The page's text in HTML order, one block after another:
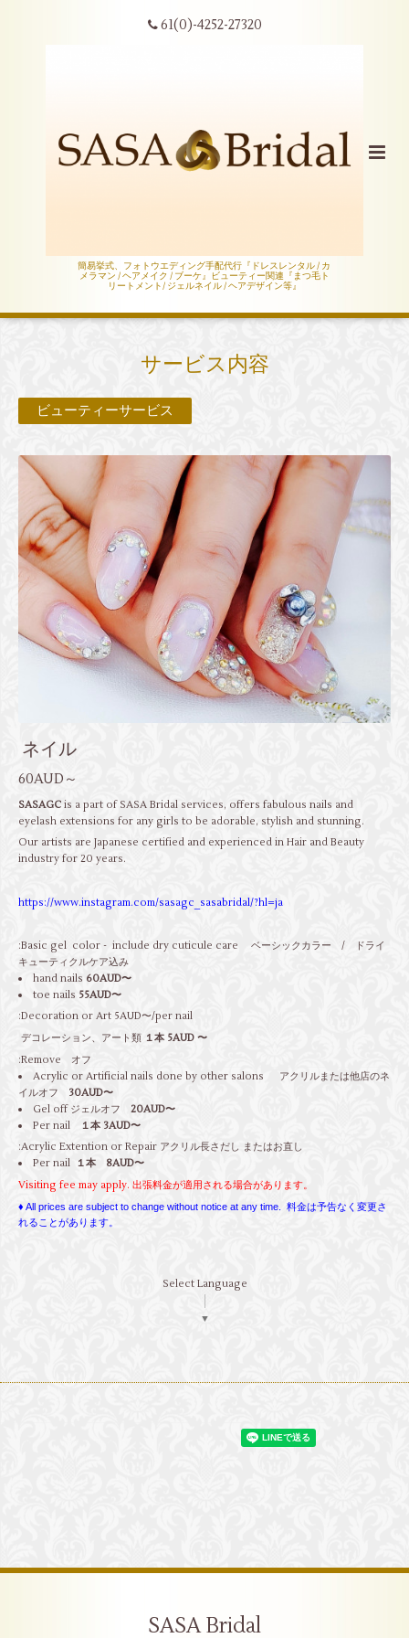
61(0)-4252-27320
簡易挙式、フォトウエディング手配代行『ドレスレンタル / カ
メラマン / ヘアメイク / ブーケ』ビューティー関連『まつ毛ト
リートメント/ ジェルネイル / ヘアデザイン等』
サービス内容
ビューティーサービス
ネイル
60AUD～
SASAGC is a part of SASA Bridal services, offers fabulous nails and
eyelash extensions for any girls to be adorable, stylish and stunning.
Our artists are Japanese certified and experienced in Hair and Beauty
industry for 20 years.
https://www.instagram.com/sasagc_sasabridal/?hl=ja
:Basic gel color - include dry cuticule care ベーシックカラー / ドライ
キューティクルケア込み
hand nails 60AUD〜
toe nails 55AUD〜
:Decoration or Art 5AUD〜/per nail
デコレーション、アート類 １本 5AUD 〜
:Remove オフ
Acrylic or Artificial nails done by other salons アクリルまたは他店のネ
イルオフ 30AUD〜
Gel off ジェルオフ20AUD〜
Per nail
１本 3AUD〜
:Acrylic Extention or Repair アクリル長さだし またはお直し
Per nail １本 8AUD〜
Visiting fee may apply. 出張料金が適用される場合があります。
♦ All prices are subject to change without notice at any time. 料金は予告なく変更さ
れることがあります。
Select Language
▼
SASA Bridal